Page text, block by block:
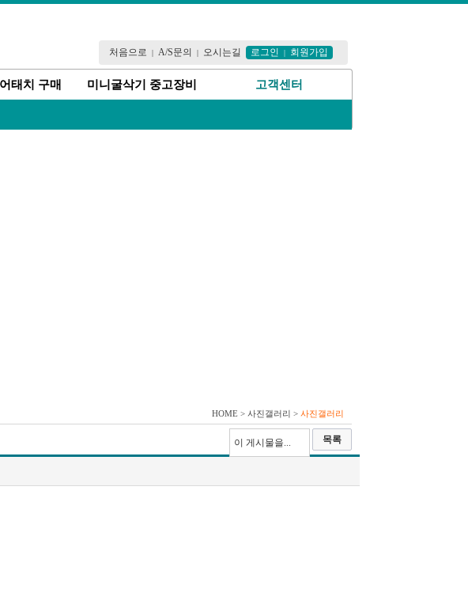
처음으로 | A/S문의 | 오시는길 로그인 | 회원가입
태치 구매 미니굴삭기 중고장비 고객센터
HOME > 사진갤러리 > 사진갤러리
이 게시물을... 목록